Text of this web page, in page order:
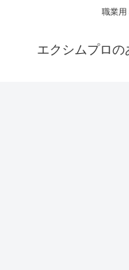
職業用
エクシムプロの